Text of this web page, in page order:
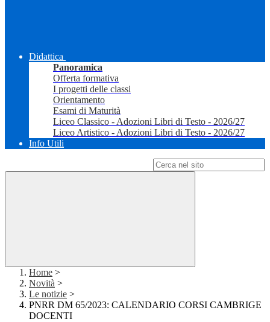
Didattica
Panoramica
Offerta formativa
I progetti delle classi
Orientamento
Esami di Maturità
Liceo Classico - Adozioni Libri di Testo - 2026/27
Liceo Artistico - Adozioni Libri di Testo - 2026/27
Info Utili
Home >
Novità >
Le notizie >
PNRR DM 65/2023: CALENDARIO CORSI CAMBRIGE
DOCENTI